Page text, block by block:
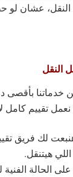
عشان لو
النقل
خدماتنا بأقصى
تقييم كامل
لك فريق
هيتنقل.
على الحالة